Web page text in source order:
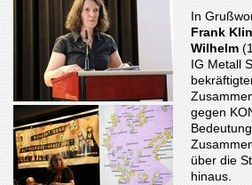
In
Frank
Wilhelm
IG Metall
gegen
über die
hinaus.